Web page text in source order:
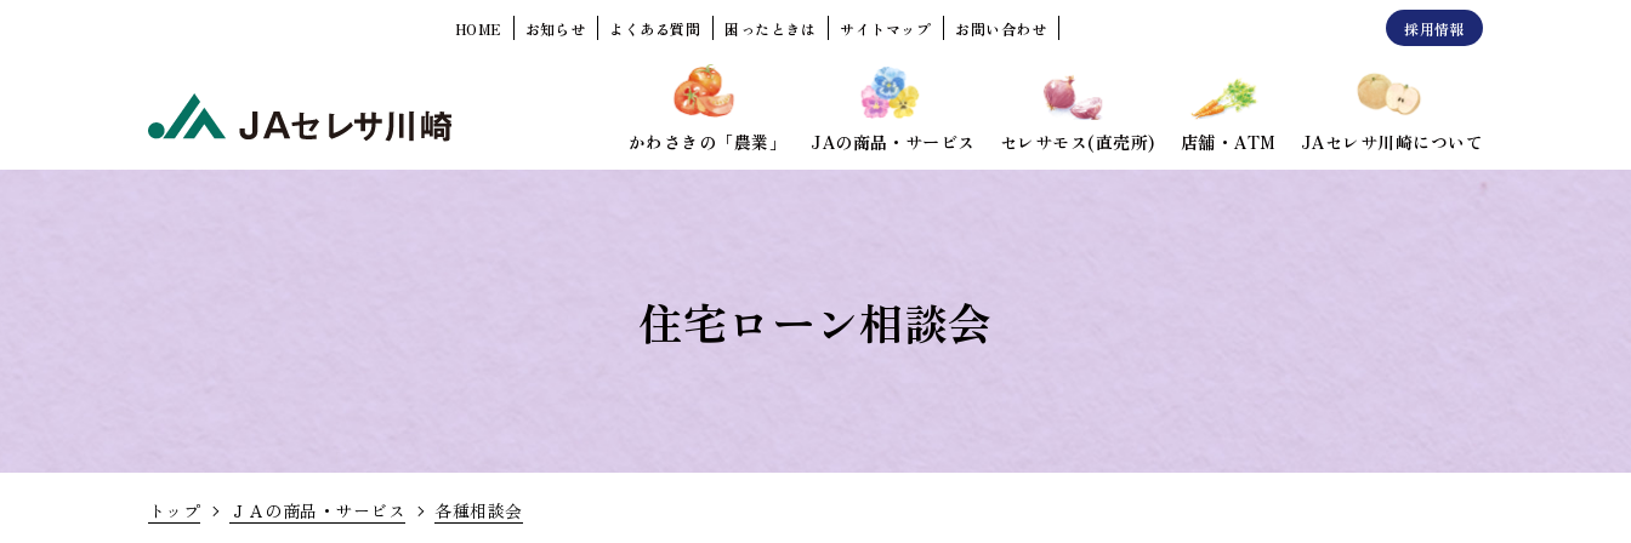
HOME お知らせ よくある質問 困ったときは サイトマップ お問い合わせ 採用情報
かわさきの「農業」 JAの商品・サービス セレサモス(直売所) 店舗・ATM JAセレサ川崎について
住宅ローン相談会
トップ ＪＡの商品・サービス 各種相談会